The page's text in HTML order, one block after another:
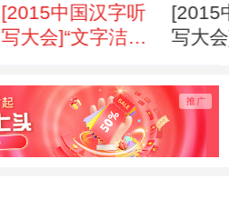
[2015中国汉字听
写大会]“文字洁
写错误 “天才词
霸”陈清格胜出
[2015
写大
写错
手”林